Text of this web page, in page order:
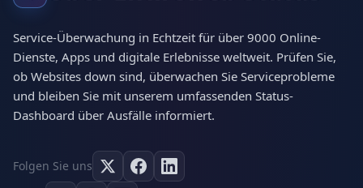
Service-Überwachung in Echtzeit für über 9000 Online-
Dienste, Apps und digitale Erlebnisse weltweit. Prüfen Sie,
ob Websites down sind, überwachen Sie Serviceprobleme
und bleiben Sie mit unserem umfassenden Status-
Dashboard über Ausfälle informiert.
Folgen Sie uns